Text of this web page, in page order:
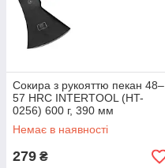
Сокира з рукояттю пекан 48–
57 HRC INTERTOOL (HT-
0256) 600 г, 390 мм
Немає в наявності
279 ₴